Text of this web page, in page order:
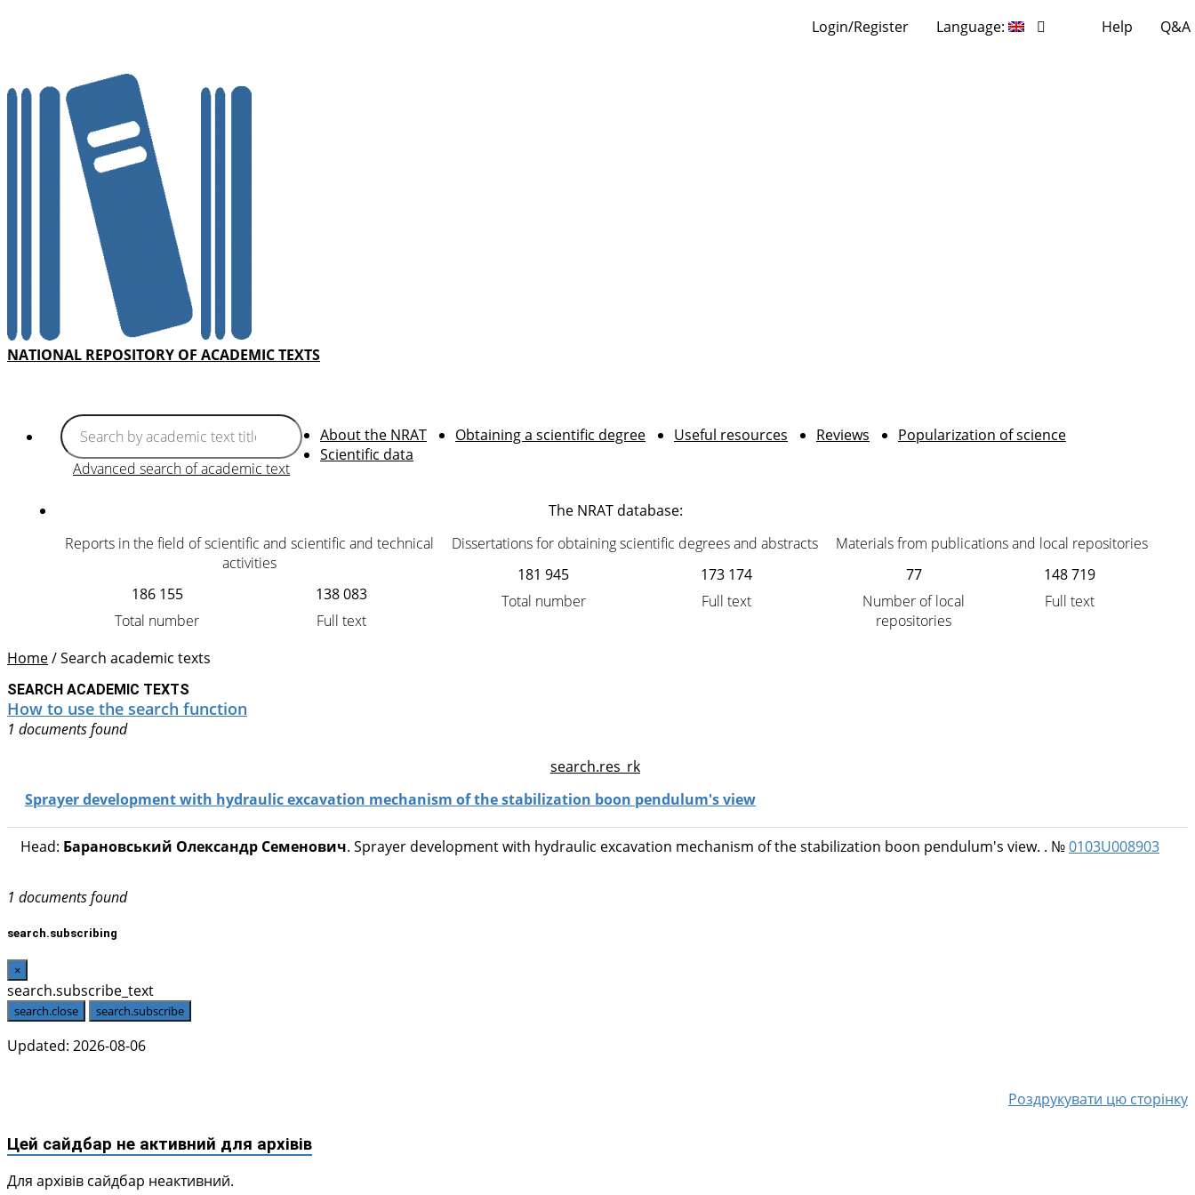
Login/Register Language: Help Q&A
NATIONAL REPOSITORY OF ACADEMIC TEXTS
Advanced search of academic text
The NRAT database:
Reports in the field of scientific and scientific and technical
activities
186 155
Total number
138 083
Full text
Dissertations for obtaining scientific degrees and abstracts
181 945
Total number
173 174
Full text
Materials from publications and local repositories
77
Number of local
repositories
148 719
Full text
About the NRAT Obtaining a scientific degree Useful resources Reviews
Popularization of science
Scientific data
Home/Search academic texts
SEARCH ACADEMIC TEXTS
How to use the search function
1 documents found
search.res_rk
Sprayer development with hydraulic excavation mechanism of the stabilization boon pendulum's view
Head: Барановський Олександр Семенович. Sprayer development with hydraulic excavation mechanism of the stabilization boon pendulum's view. . №0103U008903
1 documents found
search.subscribing
×
search.subscribe_text
search.close search.subscribe
Updated: 2026-08-06
Роздрукувати цю сторінку
Цей сайдбар не активний для архівів
Для архівів сайдбар неактивний.